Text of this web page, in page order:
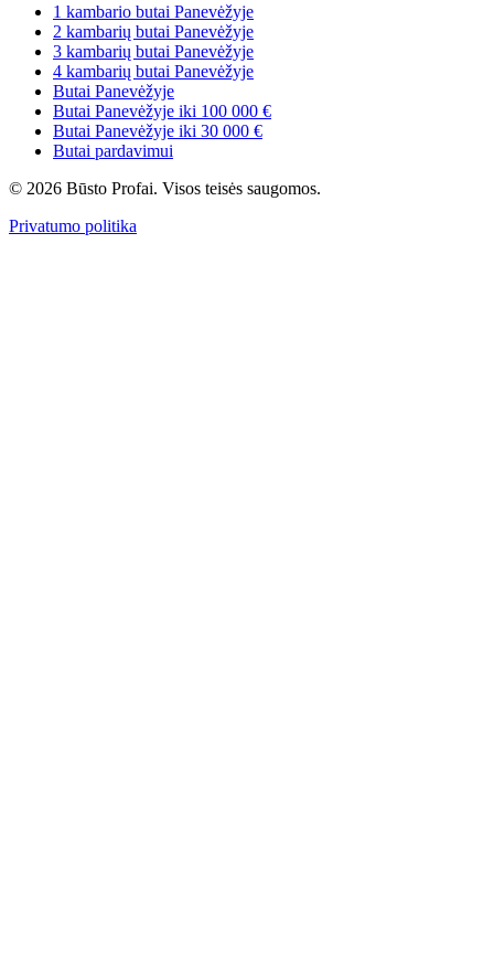
1 kambario butai Panevėžyje
2 kambarių butai Panevėžyje
3 kambarių butai Panevėžyje
4 kambarių butai Panevėžyje
Butai Panevėžyje
Butai Panevėžyje iki 100 000 €
Butai Panevėžyje iki 30 000 €
Butai pardavimui
© 2026 Būsto Profai. Visos teisės saugomos.
Privatumo politika